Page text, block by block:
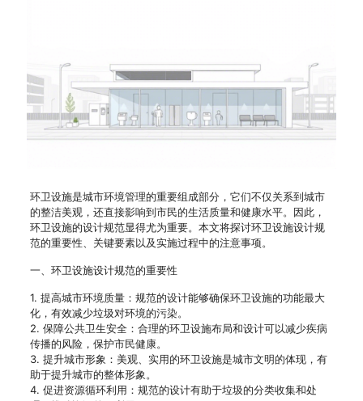
环卫设施是城市环境管理的重要组成部分，它们不仅关系到城市
的整洁美观，还直接影响到市民的生活质量和健康水平。因此，
环卫设施的设计规范显得尤为重要。本文将探讨环卫设施设计规
范的重要性、关键要素以及实施过程中的注意事项。
一、环卫设施设计规范的重要性
1. 提高城市环境质量：规范的设计能够确保环卫设施的功能最大
化，有效减少垃圾对环境的污染。
2. 保障公共卫生安全：合理的环卫设施布局和设计可以减少疾病
传播的风险，保护市民健康。
3. 提升城市形象：美观、实用的环卫设施是城市文明的体现，有
助于提升城市的整体形象。
4. 促进资源循环利用：规范的设计有助于垃圾的分类收集和处